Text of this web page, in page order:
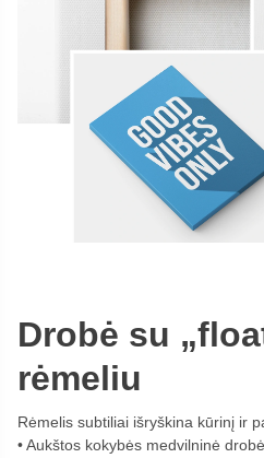
Drobė su
rėmeliu
Rėmelis subtiliai išryškina kūrinį ir
Aukštos kokybės medvilninė